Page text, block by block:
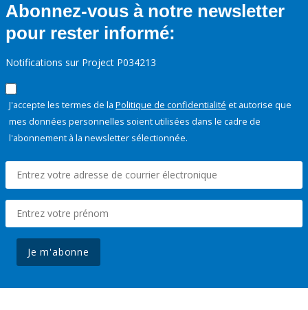
Abonnez-vous à notre newsletter
pour rester informé:
Notifications sur Project P034213
J'accepte les termes de la Politique de confidentialité et autorise que
mes données personnelles soient utilisées dans le cadre de
l'abonnement à la newsletter sélectionnée.
Je m'abonne